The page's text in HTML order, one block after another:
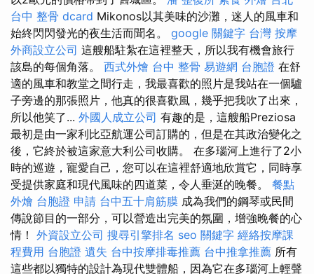
台中 整骨 dcard Mikonos以其美味的沙灘，迷人的風車和
始終閃閃發光的夜生活而聞名。 google 關鍵字 台灣 按摩
外商設立公司 這艘船駐紮在這裡整天，所以我有機會旅行
該島的每個角落。 西式外燴 台中 整骨 易遊網 台胞證 在舒
適的風車和教堂之間行走，我最喜歡的照片是我站在一個驢
子旁邊的那張照片，他真的很喜歡風，幾乎把我吹了出來，
所以他笑了... 外國人成立公司 有趣的是，這艘船Preziosa
最初是由一家利比亞航運公司訂購的，但是在其政治變化之
後，它終於被這家意大利公司收購。 在多瑙河上進行了2小
時的巡遊，寵愛自己，您可以在這裡舒適地欣賞它，同時享
受提供家庭和現代風味的四道菜，令人垂涎的晚餐。 餐點
外燴 台胞證 申請 台中五十肩筋膜 成為我們的鋼琴或民間
傳說節目的一部分，可以營造出完美的氛圍，增強晚餐的心
情！ 外資設立公司 搜尋引擎排名 seo 關鍵字 經絡按摩課
程費用 台胞證 遺失 台中按摩排毒推薦 台中推拿推薦 所有
這些都以獨特的設計為現代雙體船，因為它在多瑙河上輕聲